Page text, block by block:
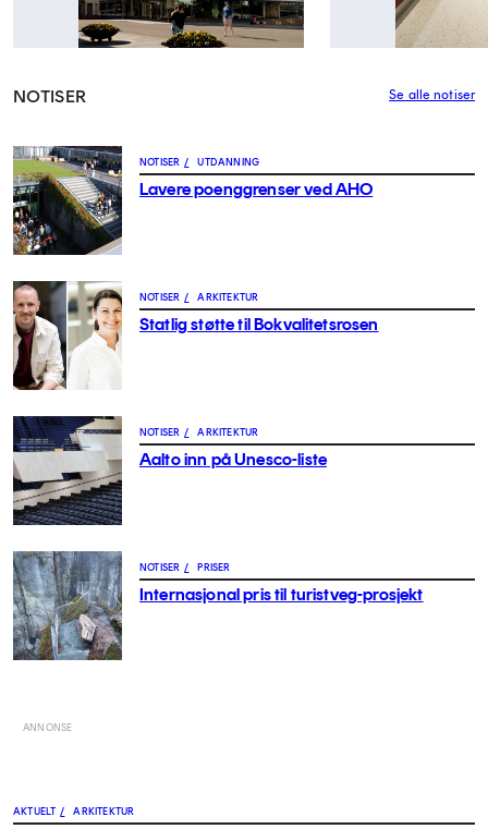
NOTISER Se alle notiser
NOTISER / UTDANNING
Lavere poenggrenser ved AHO
NOTISER / ARKITEKTUR
Statlig støtte til Bokvalitetsrosen
NOTISER / ARKITEKTUR
Aalto inn på Unesco-liste
NOTISER / PRISER
Internasjonal pris til turistveg-prosjekt
ANNONSE
AKTUELT / ARKITEKTUR